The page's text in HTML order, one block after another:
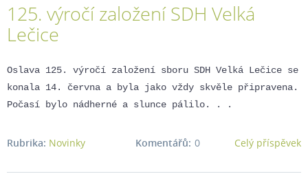
2025
125. výročí založení SDH Velká
Lečice
Oslava 125. výročí založení sboru SDH Velká Lečice se
konala 14. června a byla jako vždy skvěle připravena.
Počasí bylo nádherné a slunce pálilo. . .
Celý příspěvek
Rubrika: Novinky 0
Komentářů: